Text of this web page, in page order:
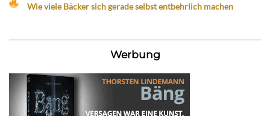
Wie viele Bäcker sich gerade selbst entbehrlich machen
Werbung